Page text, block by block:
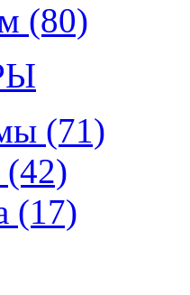
(80)
(71)
(42)
(17)